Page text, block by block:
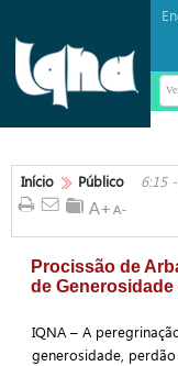
Início Público 6:15
Procissão de
de
IQNA – A
generosidade,